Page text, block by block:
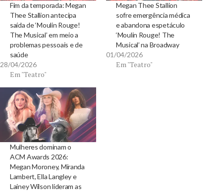
Fim da temporada: Megan
Thee Stallion antecipa
saída de ‘Moulin Rouge!
The Musical’ em meio a
problemas pessoais e de
saúde
28/04/2026
Em "Teatro"
Megan Thee Stallion
sofre emergência médica
e abandona espetáculo
‘Moulin Rouge! The
Musical’ na Broadway
01/04/2026
Em "Teatro"
Mulheres dominam o
ACM Awards 2026:
Megan Moroney, Miranda
Lambert, Ella Langley e
Lainey Wilson lideram as